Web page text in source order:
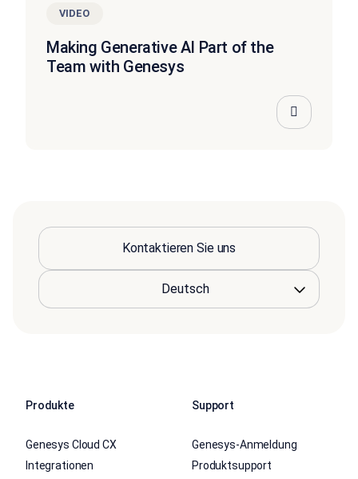
VIDEO
Making Generative AI Part of the
Team with Genesys
Kontaktieren Sie uns
Produkte
Genesys Cloud CX
Integrationen
Support
Genesys-Anmeldung
Produktsupport